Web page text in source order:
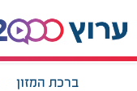
ברכת המזון